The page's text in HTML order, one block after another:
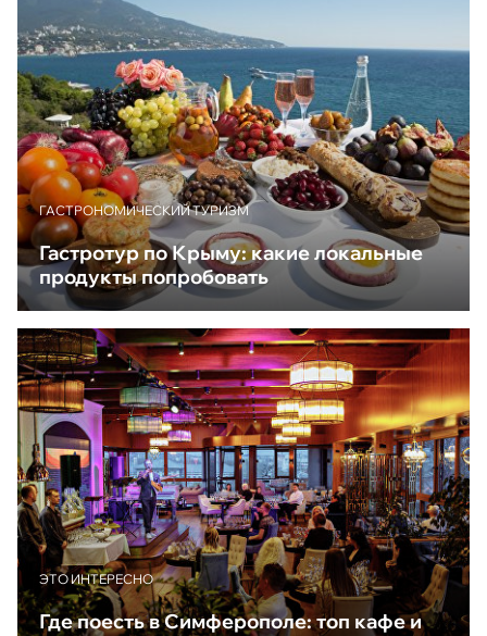
ГАСТРОНОМИЧЕСКИЙ ТУРИЗМ
Гастротур по Крыму: какие локальные
продукты попробовать
ЭТО ИНТЕРЕСНО
Где поесть в Симферополе: топ кафе и